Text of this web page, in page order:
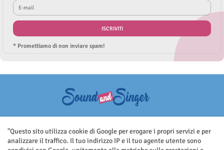
* Promettiamo di non inviare spam!
aggiornato senza nessuna periodicità. Non può pertanto considerarsi
un prodotto editoriale ai sensi della legge n.62 del 7.03.2001
"Questo sito utilizza cookie di Google per erogare i propri servizi e per
analizzare il traffico. Il tuo indirizzo IP e il tuo agente utente sono